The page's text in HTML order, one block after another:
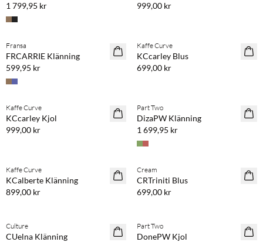
1 799,95 kr
999,00 kr
NYHET
Köp min. 2 & spara 20 %
Fransa
FRCARRIE Klänning
599,95 kr
NYHET
Kaffe Curve
KCcarley Blus
699,00 kr
NYHET
Köp min. 2 & spara 20 %
Kaffe Curve
KCcarley Kjol
999,00 kr
NYHET
Part Two
DizaPW Klänning
1 699,95 kr
NYHET
Kaffe Curve
KCalberte Klänning
899,00 kr
NYHET
Köp min. 2 & spara 20 %
Cream
CRTriniti Blus
699,00 kr
NYHET
Culture
CUelna Klänning
NYHET
Part Two
DonePW Kjol